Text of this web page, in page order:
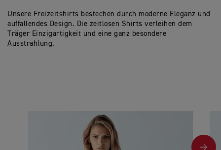
Unsere Freizeitshirts bestechen durch moderne Eleganz und
auffallendes Design. Die zeitlosen Shirts verleihen dem
Träger Einzigartigkeit und eine ganz besondere
Ausstrahlung.